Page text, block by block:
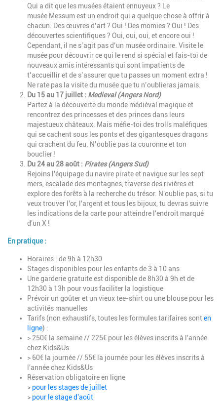
Qui a dit que les musées étaient ennuyeux ? Le
musée Messum est un endroit qui a quelque chose à offrir à
chacun. Des œuvres d’art ? Oui ! Des momies ? Oui ! Des
découvertes scientifiques ? Oui, oui, oui, et encore oui !
Cependant, il ne s’agit pas d’un musée ordinaire. Visite le
musée pour découvrir ce qui le rend si spécial et fais-toi de
nouveaux amis intéressants qui sont impatients de
t’accueillir et de s’assurer que tu passes un moment extra !
Ne rate pas la visite du musée que tu n’oublieras jamais.
Du 15 au 17 juillet : Medieval (Angers Nord)
Partez à la découverte du monde médiéval magique et
rencontrez des princesses et des princes dans leurs
majestueux châteaux. Mais méfie-toi des trolls maléfiques
qui se cachent sous les ponts et des gigantesques dragons
qui crachent du feu. N’oublie pas ta couronne et ton
bouclier !
Du 24 au 28 août : Pirates (Angers Sud)
Rejoins l'équipage du navire pirate et navigue sur les sept
mers, escalade des montagnes, traverse des rivières et
explore des forêts à la recherche du trésor. N'oublie pas, si tu
veux trouver l'or, l'argent et tous les bijoux, tu devras suivre
les indications de la carte pour atteindre l'endroit marqué
d'un X !
En pratique :
Horaires : de 9h à 12h30
Stages disponibles pour les enfants de 3 à 10 ans
Une garderie gratuite est disponible de 8h30 à 9h et de
12h30 à 13h pour vous faciliter la logistique
Prévoir un goûter et un vieux tee-shirt ou une blouse pour les
activités manuelles
Tarifs (non exhaustifs, toutes les formules tarifaires sonten
ligne) :
> 250€ la semaine // 225€ pour les élèves inscrits à l'année
chez Kids&Us
> 60€ la journée // 55€ la journée pour les élèves inscrits à
l'année chez Kids&Us
Réservation obligatoire en ligne
> pour les stages de juillet
> pour le stage d'août